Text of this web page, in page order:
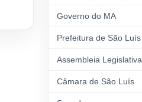
Governo do MA
Prefeitura de São Luís
Assembleia Legislativa
Câmara de São Luís